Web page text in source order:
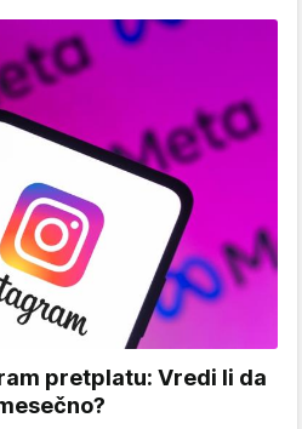
pretplatu: Vredi li da